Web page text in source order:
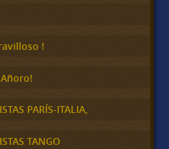
!
PARÍS-ITALIA,
TANGO